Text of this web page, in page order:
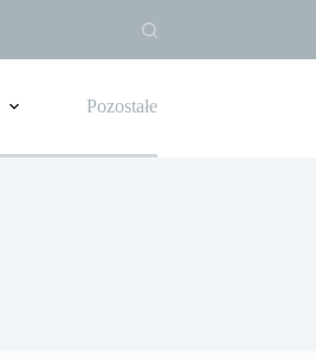
Pozostałe